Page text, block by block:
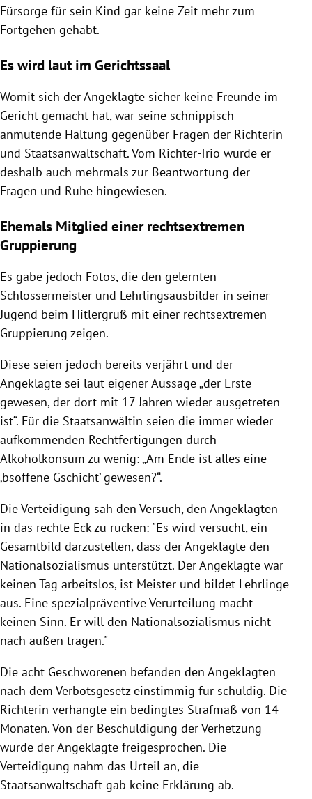
Fürsorge für sein Kind gar keine Zeit mehr zum
Fortgehen gehabt.
Es wird laut im Gerichtssaal
Womit sich der Angeklagte sicher keine Freunde im
Gericht gemacht hat, war seine schnippisch
anmutende Haltung gegenüber Fragen der Richterin
und Staatsanwaltschaft. Vom Richter-Trio wurde er
deshalb auch mehrmals zur Beantwortung der
Fragen und Ruhe hingewiesen.
Ehemals Mitglied einer rechtsextremen
Gruppierung
Es gäbe jedoch Fotos, die den gelernten
Schlossermeister und Lehrlingsausbilder in seiner
Jugend beim Hitlergruß mit einer rechtsextremen
Gruppierung zeigen.
Diese seien jedoch bereits verjährt und der
Angeklagte sei laut eigener Aussage „der Erste
gewesen, der dort mit 17 Jahren wieder ausgetreten
ist“. Für die Staatsanwältin seien die immer wieder
aufkommenden Rechtfertigungen durch
Alkoholkonsum zu wenig: „Am Ende ist alles eine
‚bsoffene Gschicht’ gewesen?“.
Die Verteidigung sah den Versuch, den Angeklagten
in das rechte Eck zu rücken: "Es wird versucht, ein
Gesamtbild darzustellen, dass der Angeklagte den
Nationalsozialismus unterstützt. Der Angeklagte war
keinen Tag arbeitslos, ist Meister und bildet Lehrlinge
aus. Eine spezialpräventive Verurteilung macht
keinen Sinn. Er will den Nationalsozialismus nicht
nach außen tragen."
Die acht Geschworenen befanden den Angeklagten
nach dem Verbotsgesetz einstimmig für schuldig. Die
Richterin verhängte ein bedingtes Strafmaß von 14
Monaten. Von der Beschuldigung der Verhetzung
wurde der Angeklagte freigesprochen. Die
Verteidigung nahm das Urteil an, die
Staatsanwaltschaft gab keine Erklärung ab.